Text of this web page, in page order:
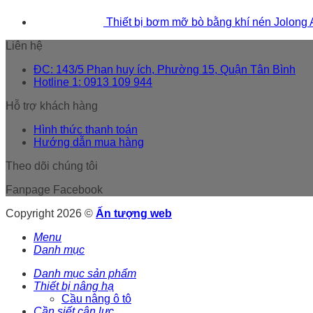
Thiết bị bơm mỡ bò bằng khí nén Jolong
Liên hệ
ĐC: 143/5 Phan huy ích, Phường 15, Quận Tân Bình
Hotline 1: 0913 109 944
Hỗ trợ khách hàng
Hình thức thanh toán
Hướng dẫn mua hàng
Theo dõi chúng tôi
Fanpage Facebook
Copyright 2026 © Ấn tượng web
Menu
Danh mục
Danh mục sản phẩm
Thiết bị nâng hạ
Cầu nâng ô tô